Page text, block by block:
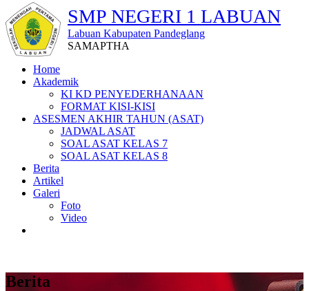
SMP NEGERI 1 LABUAN
Labuan Kabupaten Pandeglang
SAMAPTHA
Home
Akademik
KI KD PENYEDERHANAAN
FORMAT KISI-KISI
ASESMEN AKHIR TAHUN (ASAT)
JADWAL ASAT
SOAL ASAT KELAS 7
SOAL ASAT KELAS 8
Berita
Artikel
Galeri
Foto
Video
Berita